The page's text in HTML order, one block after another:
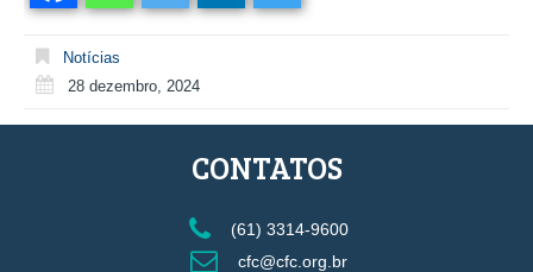
Notícias
28 dezembro, 2024
CONTATOS
(61) 3314-9600
cfc@cfc.org.br